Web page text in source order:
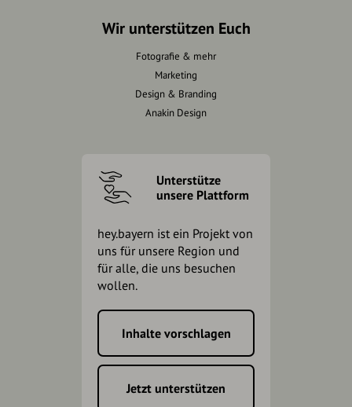
Wir unterstützen Euch
Fotografie & mehr
Marketing
Design & Branding
Anakin Design
Unterstütze
unsere Plattform
hey.bayern ist ein Projekt von
uns für unsere Region und
für alle, die uns besuchen
wollen.
Inhalte vorschlagen
Jetzt unterstützen